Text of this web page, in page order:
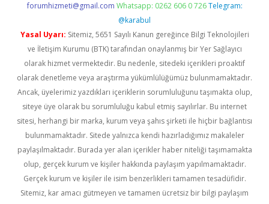
forumhizmeti@gmail.com Whatsapp: 0262 606 0 726 Telegram:
@karabul
Yasal Uyarı: Sitemiz, 5651 Sayılı Kanun gereğince Bilgi Teknolojileri
ve İletişim Kurumu (BTK) tarafından onaylanmış bir Yer Sağlayıcı
olarak hizmet vermektedir. Bu nedenle, sitedeki içerikleri proaktif
olarak denetleme veya araştırma yükümlülüğümüz bulunmamaktadır.
Ancak, üyelerimiz yazdıkları içeriklerin sorumluluğunu taşımakta olup,
siteye üye olarak bu sorumluluğu kabul etmiş sayılırlar. Bu internet
sitesi, herhangi bir marka, kurum veya şahıs şirketi ile hiçbir bağlantısı
bulunmamaktadır. Sitede yalnızca kendi hazırladığımız makaleler
paylaşılmaktadır. Burada yer alan içerikler haber niteliği taşımamakta
olup, gerçek kurum ve kişiler hakkında paylaşım yapılmamaktadır.
Gerçek kurum ve kişiler ile isim benzerlikleri tamamen tesadüfidir.
Sitemiz, kar amacı gütmeyen ve tamamen ücretsiz bir bilgi paylaşım